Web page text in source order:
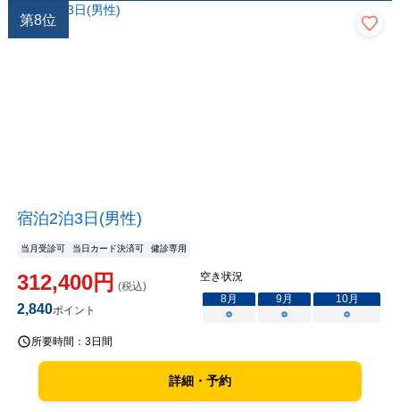
第8位
宿泊2泊3日(男性)
当月受診可 当日カード決済可 健診専用
312,400円 (税込)
2,840ポイント
空き状況
8月 9月 10月
○
○ ○
所要時間： 3日間
詳細・予約